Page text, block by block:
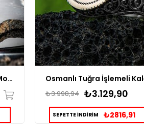
Osmanlı Tuğra İşlemeli Kalem Motifli Gümüş Erkek Yüzük
₺3.129,90
₺3.998,94
SEPETTE İNDİRİM ₺2816,91